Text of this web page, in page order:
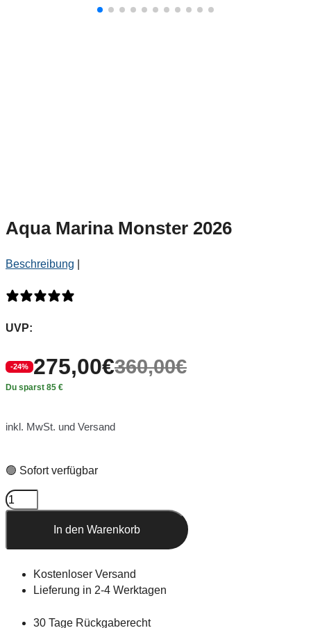
Aqua Marina Monster 2026
Beschreibung
UVP:
-24% 360,00€
275,00€
Du sparst 85 €
inkl. MwSt. und Versand
🟢 Sofort verfügbar
In den Warenkorb
Kostenloser Versand
Lieferung in 2-4 Werktagen
30 Tage Rückgaberecht